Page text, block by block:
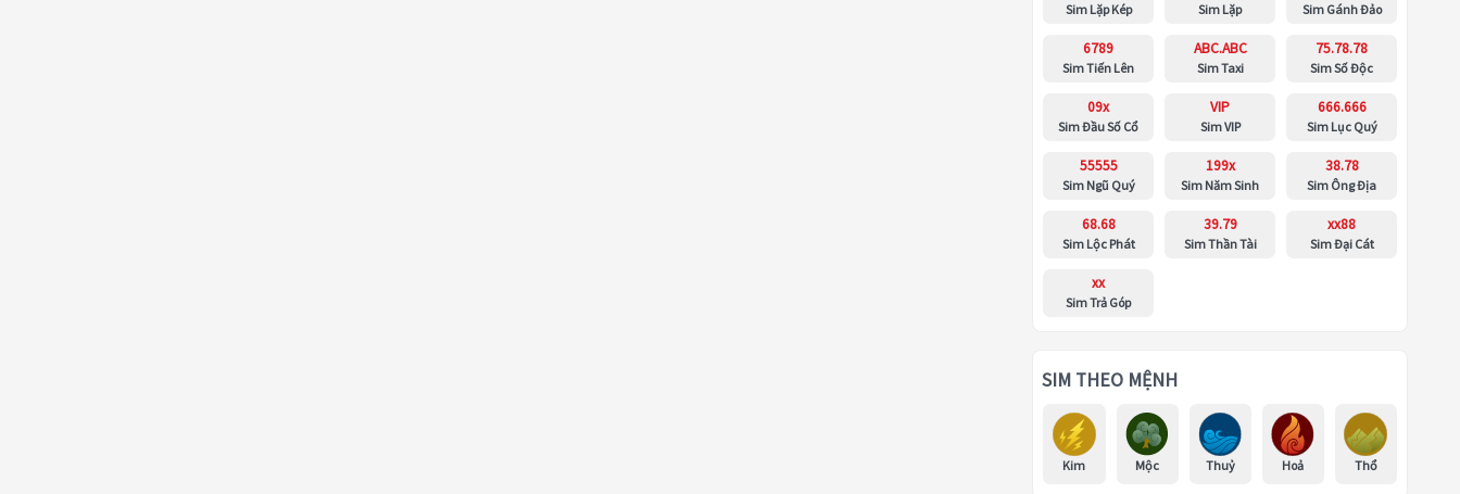
Sim Lặp Kép Sim Lặp Sim Gánh Đảo
6789
Sim Tiến Lên
ABC.ABC
Sim Taxi
75.78.78
Sim Số Độc
09x
Sim Đầu Số Cổ
VIP
Sim VIP
666.666
Sim Lục Quý
55555
Sim Ngũ Quý
199x
Sim Năm Sinh
38.78
Sim Ông Địa
68.68
Sim Lộc Phát
39.79
Sim Thần Tài
xx88
Sim Đại Cát
xx
Sim Trả Góp
SIM THEO MỆNH
Kim Mộc Thuỷ Hoả Thổ